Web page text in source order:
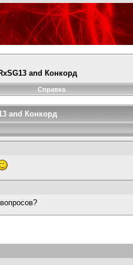
and Конкорд
Справка
and Конкорд